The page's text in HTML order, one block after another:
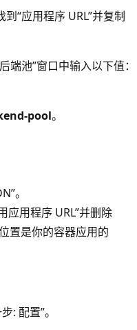
“应用程序 URL”并复制
端池”窗口中输入以下值：
pool。
。
应用程序 URL”并删除
置是你的容器应用的
: 配置”。